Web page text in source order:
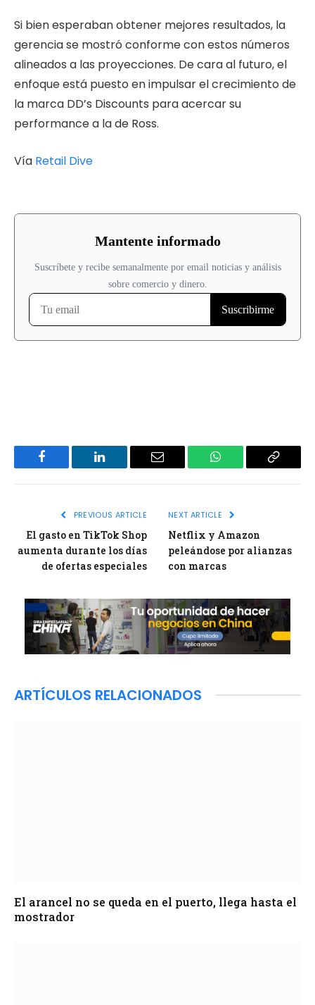
Si bien esperaban obtener mejores resultados, la
gerencia se mostró conforme con estos números
alineados a las proyecciones. De cara al futuro, el
enfoque está puesto en impulsar el crecimiento de
la marca DD’s Discounts para acercar su
performance a la de Ross.
Vía Retail Dive
Facebook LinkedIn Email WhatsApp Copy
PREVIOUS ARTICLE
El gasto en TikTok Shop
aumenta durante los días
de ofertas especiales
NEXT ARTICLE
Netflix y Amazon
peleándose por alianzas
con marcas
ARTÍCULOS RELACIONADOS
El arancel no se queda en el puerto, llega hasta el
mostrador